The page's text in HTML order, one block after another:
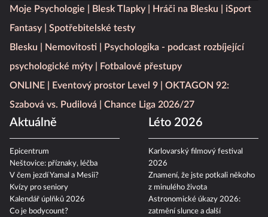
Moje Psychologie Blesk Tlapky Hráči na Blesku
iSport
Fantasy
Spotřebitelské testy
Blesku
Nemovitosti
Psychologika - podcast rozbíjející
psychologické mýty
Fotbalové přestupy
ONLINE
Eventový prostor Level 9
OKTAGON 92:
Szabová vs. Pudilová
Chance Liga 2026/27
Aktuálně
Epicentrum
Neštovice: příznaky, léčba
V čem jezdí Yamal a Mesii?
Kvízy pro seniory
Kalendář úplňků 2026
Co je bodycount?
Léto 2026
Karlovarský filmový festival
2026
Znamení, že jste potkali někoho
z minulého života
Astronomické úkazy 2026:
zatmění slunce a další